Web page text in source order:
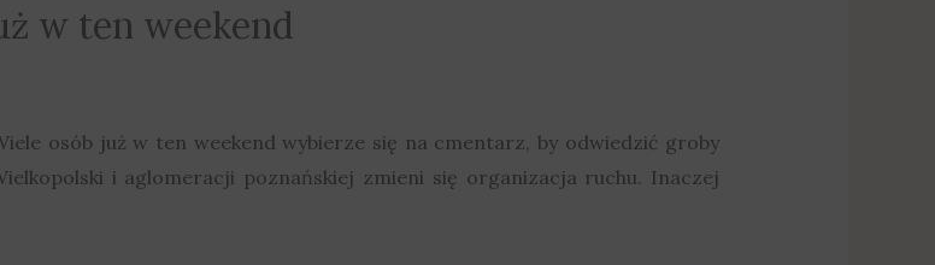
w ten weekend
osób już w ten weekend wybierze się na cmentarz, by odwiedzić groby
i aglomeracji poznańskiej zmieni się organizacja ruchu. Inaczej